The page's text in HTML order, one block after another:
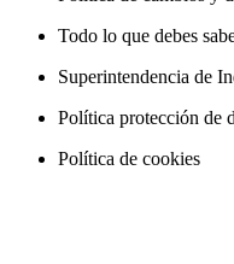
Todo lo que debes
Superintendencia de
Política protección de
Política de cookies